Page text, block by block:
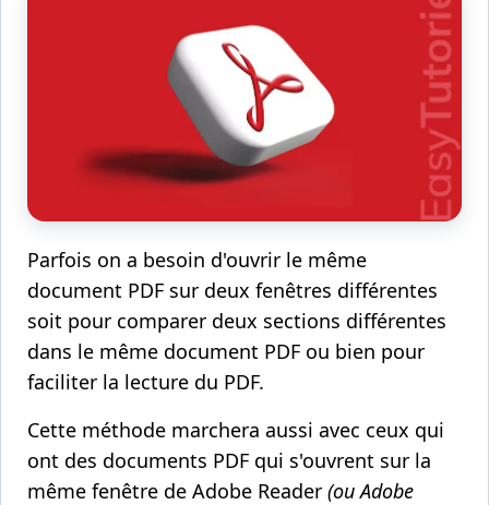
Parfois on a besoin d'ouvrir le même
document PDF sur deux fenêtres différentes
soit pour comparer deux sections différentes
dans le même document PDF ou bien pour
faciliter la lecture du PDF.
Cette méthode marchera aussi avec ceux qui
ont des documents PDF qui s'ouvrent sur la
même fenêtre de Adobe Reader (ou Adobe